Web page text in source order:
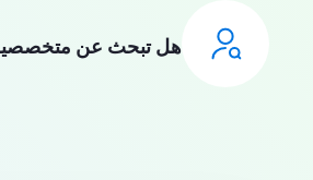
هل تبحث عن متخصصين؟